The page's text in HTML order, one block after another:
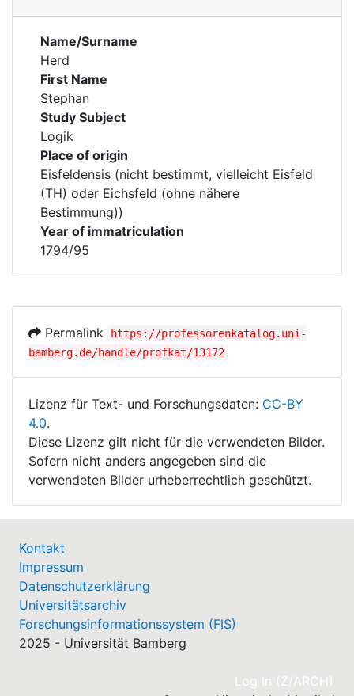
Name/Surname
Herd
First Name
Stephan
Study Subject
Logik
Place of origin
Eisfeldensis (nicht bestimmt, vielleicht Eisfeld
(TH) oder Eichsfeld (ohne nähere
Bestimmung))
Year of immatriculation
1794/95
Permalink
https://professorenkatalog.uni-
bamberg.de/handle/profkat/13172
Lizenz für Text- und Forschungsdaten: CC-BY
4.0.
Diese Lizenz gilt nicht für die verwendeten Bilder.
Sofern nicht anders angegeben sind die
verwendeten Bilder urheberrechtlich geschützt.
Kontakt
Impressum
Datenschutzerklärung
Universitätsarchiv
Forschungsinformationssystem (FIS)
2025 - Universität Bamberg
Log In (Z/ARCH)